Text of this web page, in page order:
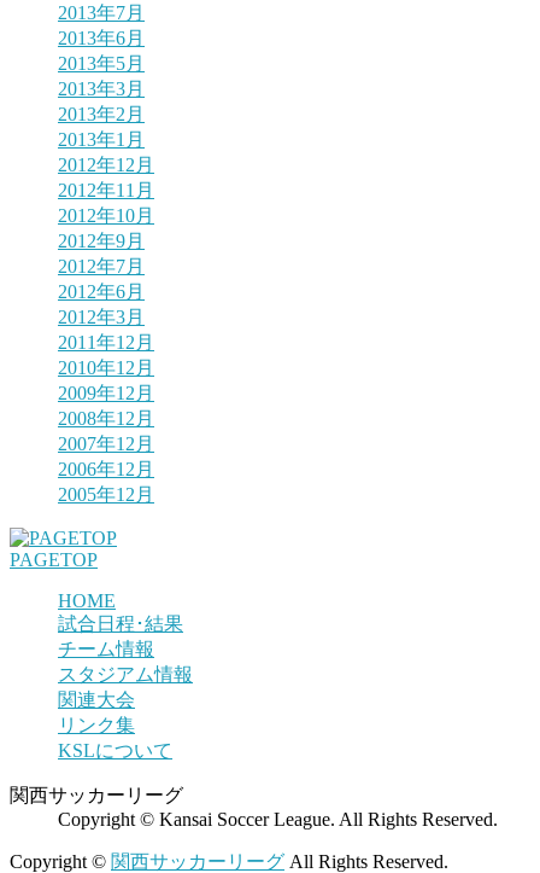
2013年7月
2013年6月
2013年5月
2013年3月
2013年2月
2013年1月
2012年12月
2012年11月
2012年10月
2012年9月
2012年7月
2012年6月
2012年3月
2011年12月
2010年12月
2009年12月
2008年12月
2007年12月
2006年12月
2005年12月
PAGETOP
HOME
試合日程･結果
チーム情報
スタジアム情報
関連大会
リンク集
KSLについて
関西サッカーリーグ
Copyright © Kansai Soccer League. All Rights Reserved.
Copyright © 関西サッカーリーグ All Rights Reserved.